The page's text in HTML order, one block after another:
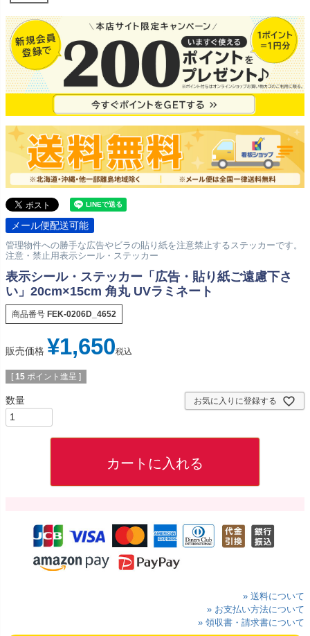
メール便配送可能
管理物件への勝手な広告やビラの貼り紙を注意禁止するステッカーです。
注意・禁止用表示シール・ステッカー
表示シール・ステッカー「広告・貼り紙ご遠慮下さ
い」20cm×15cm 角丸 UVラミネート
商品番号 FEK-0206D_4652
販売価格 ¥1,650税込
[ 15 ポイント進呈 ]
お気に入りに登録する
カートに入れる
» 送料について
» お支払い方法について
» 領収書・請求書について